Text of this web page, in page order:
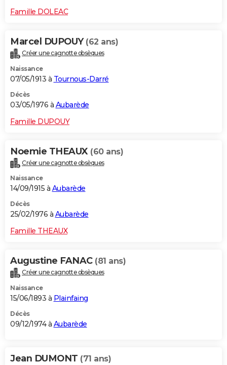
Famille DOLEAC
Marcel DUPOUY (62 ans)
Créer une cagnotte obsèques
Naissance
07/05/1913 à Tournous-Darré
Décès
03/05/1976 à Aubarède
Famille DUPOUY
Noemie THEAUX (60 ans)
Créer une cagnotte obsèques
Naissance
14/09/1915 à Aubarède
Décès
25/02/1976 à Aubarède
Famille THEAUX
Augustine FANAC (81 ans)
Créer une cagnotte obsèques
Naissance
15/06/1893 à Plainfaing
Décès
09/12/1974 à Aubarède
Jean DUMONT (71 ans)